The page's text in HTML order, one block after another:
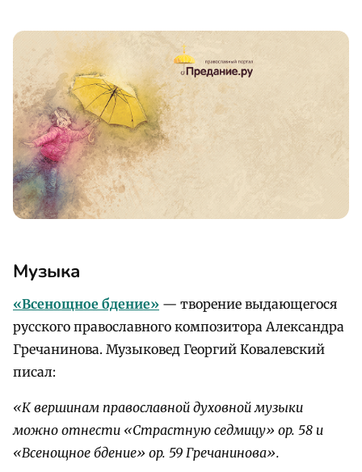
Музыка
«Всенощное бдение» — творение выдающегося
русского православного композитора Александра
Гречанинова. Музыковед Георгий Ковалевский
писал:
«К вершинам православной духовной музыки
можно отнести «Страстную седмицу» op. 58 и
«Всенощное бдение» op. 59 Гречанинова».